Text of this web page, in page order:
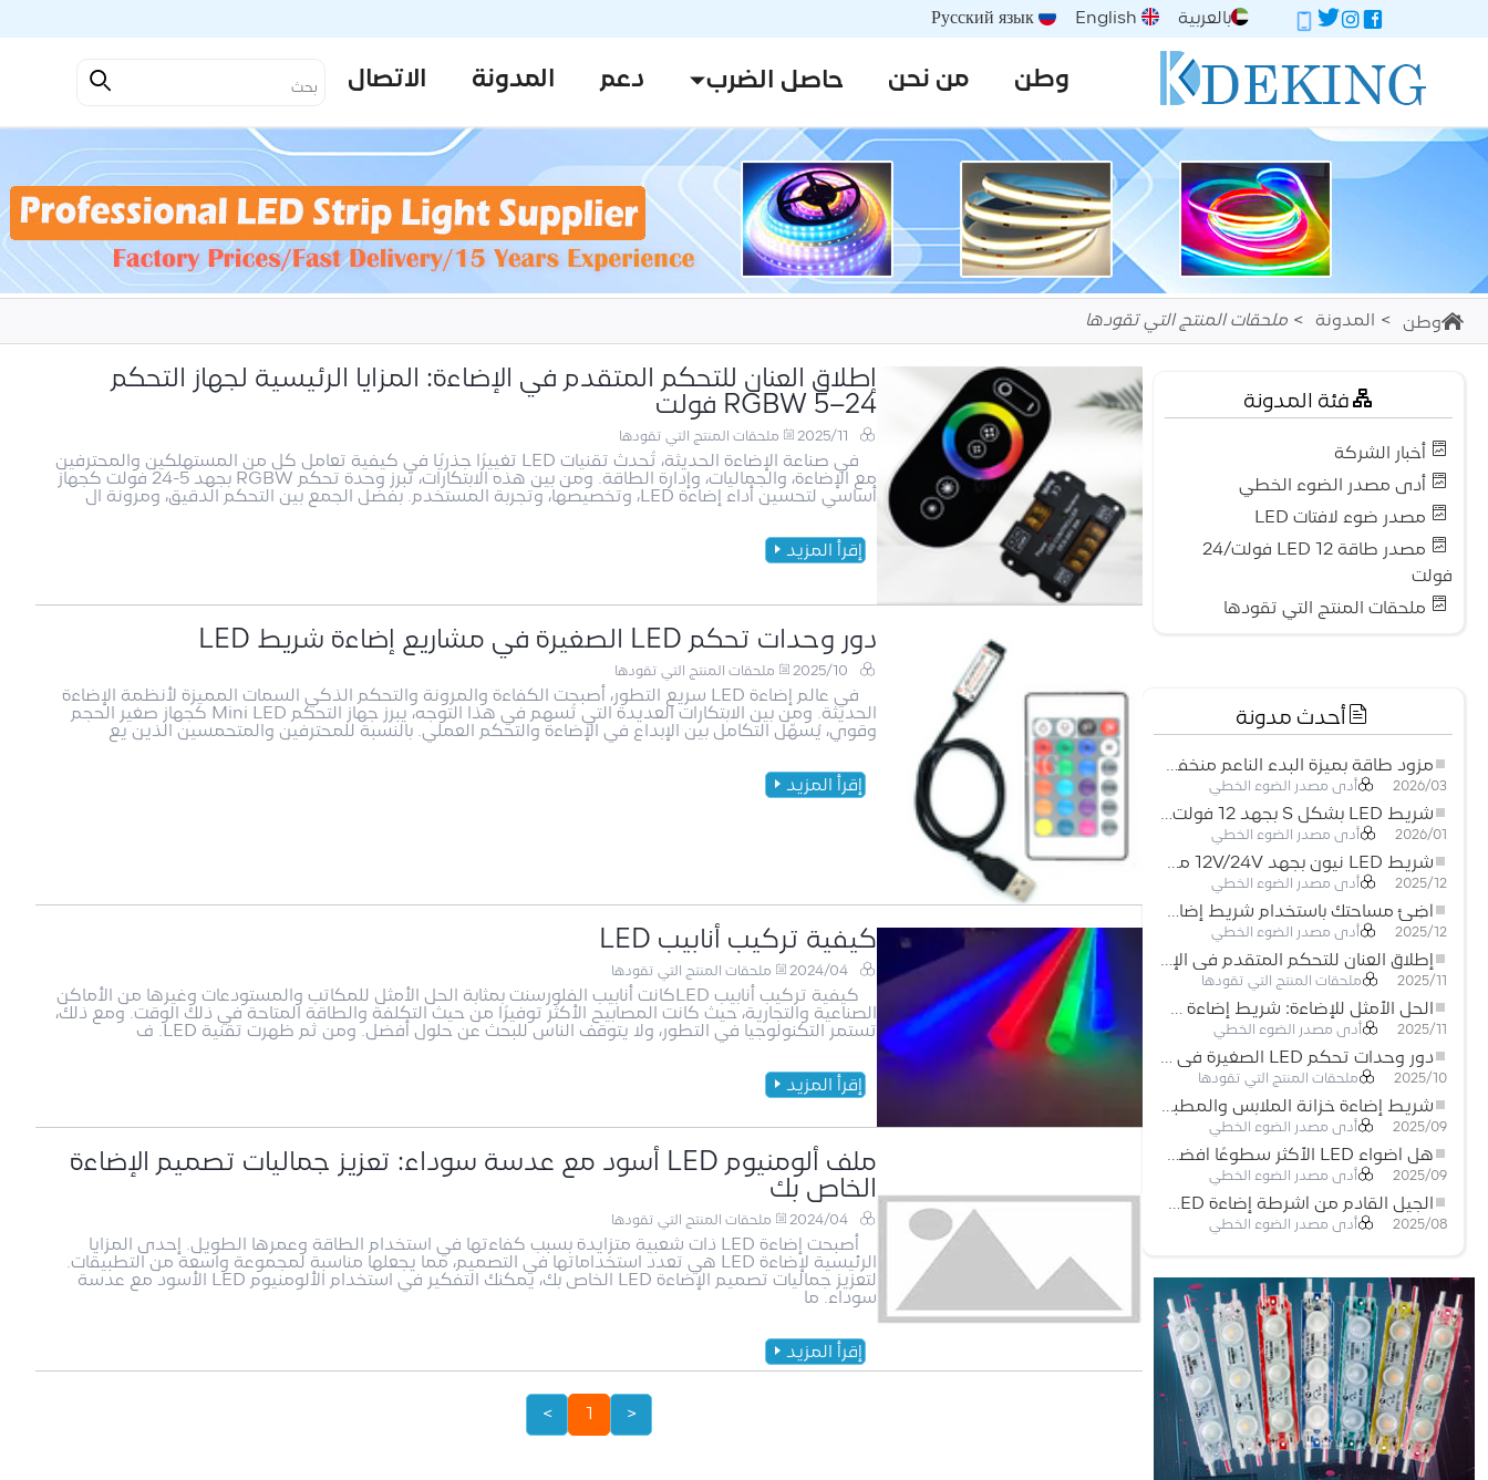
بالعربية English
Русский язык
وطن من نحن حاصل الضرب دعم المدونة الاتصال
وطن المدونة ملحقات المنتج التي تقودها
فئة المدونة
أخبار الشركة
أدى مصدر الضوء الخطي
مصدر ضوء لافتات LED
مصدر طاقة LED 12 فولت/24
فولت
ملحقات المنتج التي تقودها
أحدث مدونة
مزود طاقة بميزة البدء الناعم منخفض الجهد لأنظمة إضاءة LED
2026/03 أدى مصدر الضوء الخطي
شريط LED بشكل S بجهد 12 فولت: حل إضاءة مرن وفعال للتصميمات الحديثة
2026/01 أدى مصدر الضوء الخطي
شريط LED نيون بجهد 12V/24V مع إمكانية القص كل 3 مصابيح: حل إضاءة نيون عصري لكل المساحات
2025/12 أدى مصدر الضوء الخطي
أضِئ مساحتك باستخدام شريط إضاءة LED نيون مرن منخفض الجهد
2025/12 أدى مصدر الضوء الخطي
إطلاق العنان للتحكم المتقدم في الإضاءة: المزايا الرئيسية لجهاز التحكم RGBW 5–24 فولت
2025/11 ملحقات المنتج التي تقودها
الحل الأمثل للإضاءة: شريط إضاءة LED مرن عالي الكثافة COB FOB للإضاءة الحديثة
2025/11 أدى مصدر الضوء الخطي
دور وحدات تحكم LED الصغيرة في مشاريع إضاءة شريط LED
2025/10 ملحقات المنتج التي تقودها
شريط إضاءة خزانة الملابس والمطبخ: شريط COB LED اللمسي الذي يعيد تعريف الإضاءة المنزلية والتجارية
2025/09 أدى مصدر الضوء الخطي
هل أضواء LED الأكثر سطوعًا أفضل؟
2025/09 أدى مصدر الضوء الخطي
الجيل القادم من أشرطة إضاءة LED: قابلة للقطع بحرية لإمكانيات غير محدودة
2025/08 أدى مصدر الضوء الخطي
إطلاق العنان للتحكم المتقدم في الإضاءة: المزايا الرئيسية لجهاز التحكم
RGBW 5–24 فولت
2025/11 ملحقات المنتج التي تقودها
في صناعة الإضاءة الحديثة، تُحدث تقنيات LED تغييرًا جذريًا في كيفية تعامل كل من المستهلكين والمحترفين
مع الإضاءة، والجماليات، وإدارة الطاقة. ومن بين هذه الابتكارات، تبرز وحدة تحكم RGBW بجهد 5-24 فولت كجهاز
أساسي لتحسين أداء إضاءة LED، وتخصيصها، وتجربة المستخدم. بفضل الجمع بين التحكم الدقيق، ومرونة ال
إقرأ المزيد
دور وحدات تحكم LED الصغيرة في مشاريع إضاءة شريط LED
2025/10 ملحقات المنتج التي تقودها
في عالم إضاءة LED سريع التطور، أصبحت الكفاءة والمرونة والتحكم الذكي السمات المميزة لأنظمة الإضاءة
الحديثة. ومن بين الابتكارات العديدة التي تُسهم في هذا التوجه، يبرز جهاز التحكم Mini LED كجهاز صغير الحجم
وقوي، يُسهّل التكامل بين الإبداع في الإضاءة والتحكم العملي. بالنسبة للمحترفين والمتحمسين الذين يع
إقرأ المزيد
كيفية تركيب أنابيب LED
2024/04 ملحقات المنتج التي تقودها
كيفية تركيب أنابيب LEDكانت أنابيب الفلورسنت بمثابة الحل الأمثل للمكاتب والمستودعات وغيرها من الأماكن
الصناعية والتجارية، حيث كانت المصابيح الأكثر توفيرًا من حيث التكلفة والطاقة المتاحة في ذلك الوقت. ومع ذلك،
تستمر التكنولوجيا في التطور، ولا يتوقف الناس للبحث عن حلول أفضل. ومن ثم ظهرت تقنية LED. ف
إقرأ المزيد
ملف ألومنيوم LED أسود مع عدسة سوداء: تعزيز جماليات تصميم الإضاءة
الخاص بك
2024/04 ملحقات المنتج التي تقودها
أصبحت إضاءة LED ذات شعبية متزايدة بسبب كفاءتها في استخدام الطاقة وعمرها الطويل. إحدى المزايا
الرئيسية لإضاءة LED هي تعدد استخداماتها في التصميم، مما يجعلها مناسبة لمجموعة واسعة من التطبيقات.
لتعزيز جماليات تصميم الإضاءة LED الخاص بك، يمكنك التفكير في استخدام الألومنيوم LED الأسود مع عدسة
سوداء. ما
إقرأ المزيد
<
1
>